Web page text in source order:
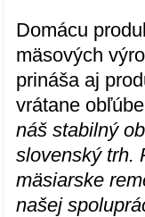
Domácu
mäsových
prináša aj
vrátane
náš stabilný
slovenský trh.
mäsiarske
našej